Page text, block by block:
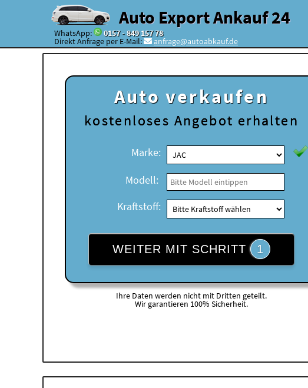
Auto Export Ankauf 24
WhatsApp: 0157 - 849 157 78
Direkt Anfrage per E-Mail: anfrage@autoabkauf.de
Auto verkaufen
kostenloses Angebot erhalten
Marke:
Modell:
Kraftstoff:
WEITER MIT SCHRITT 1
Ihre Daten werden nicht mit Dritten geteilt.
Wir garantieren 100% Sicherheit.